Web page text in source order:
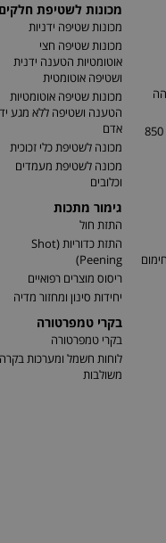
תנורים לטיפול תרמי עד 850
מכונות לשטיפת חלקים
מכונות שטיפה ידניות
מכונות שטיפה חצי
אוטומטיות הטענה ידנית
ושטיפה אוטומטית
מכונות שטיפה אוטומטיות
הטענה ושטיפה ללא מגע יד
אדם
מכונה לשטיפת כלי זכוכית
מכונה לשטיפת מעמדים
וכלובים
גימור מתכות
התזת חול
התזת כדוריות (Shot
Peening)
ריסוס מוצרים רפואיים
יחידות סינון ומחזור מדיה
בקרי טמפרטורה
בקרי טמפרטורה
לוחות חשמל ומערכות בקרה
משולבות